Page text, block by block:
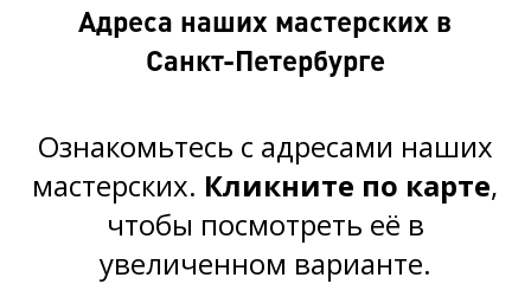
Адреса наших мастерских в
Санкт-Петербурге
Ознакомьтесь с адресами наших
мастерских. Кликните по карте,
чтобы посмотреть её в
увеличенном варианте.